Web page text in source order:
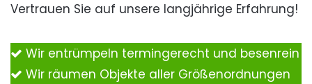
Vertrauen Sie auf unsere langjährige Erfahrung!
Wir entrümpeln termingerecht und besenrein
Wir räumen Objekte aller Größenordnungen